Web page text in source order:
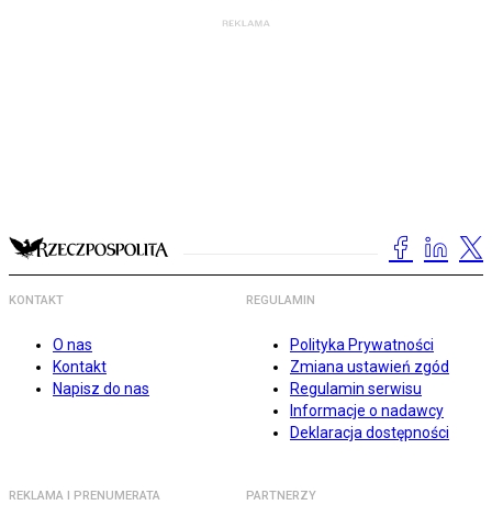
KONTAKT
O nas
Kontakt
Napisz do nas
REGULAMIN
Polityka Prywatności
Zmiana ustawień zgód
Regulamin serwisu
Informacje o nadawcy
Deklaracja dostępności
REKLAMA I PRENUMERATA PARTNERZY